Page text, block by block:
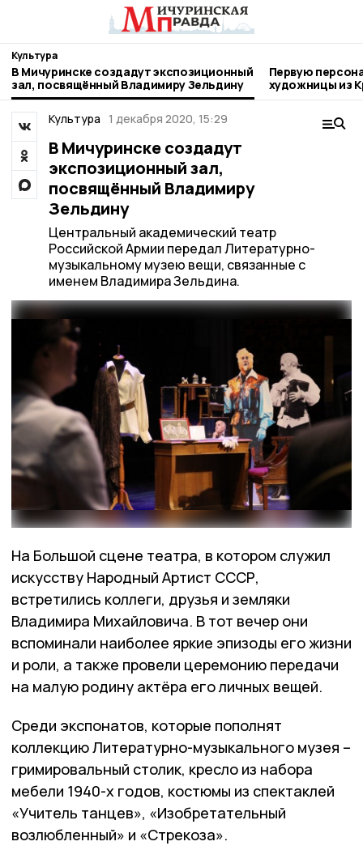
Культура
В Мичуринске создадут экспозиционный
зал, посвящённый Владимиру Зельдину
Первую
художницы из
Мичуринске
Культура 1 декабря 2020, 15:29
В Мичуринске создадут
экспозиционный зал,
посвящённый Владимиру
Зельдину
Центральный академический театр
Российской Армии передал Литературно-
музыкальному музею вещи, связанные с
именем Владимира Зельдина.
На Большой сцене театра, в котором служил
искусству Народный Артист СССР,
встретились коллеги, друзья и земляки
Владимира Михайловича. В тот вечер они
вспоминали наиболее яркие эпизоды его жизни
и роли, а также провели церемонию передачи
на малую родину актёра его личных вещей.
Среди экспонатов, которые пополнят
коллекцию Литературно-музыкального музея –
гримировальный столик, кресло из набора
мебели 1940-х годов, костюмы из спектаклей
«Учитель танцев», «Изобретательный
возлюбленный» и «Стрекоза».